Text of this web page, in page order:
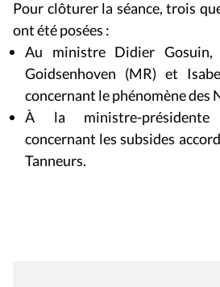
Pour clôturer la séance, trois
ont été posées :
Au ministre Didier Gosuin,
Goidsenhoven (MR) et
concernant le phénomène des
À la ministre-présidente
concernant les subsides
Tanneurs.